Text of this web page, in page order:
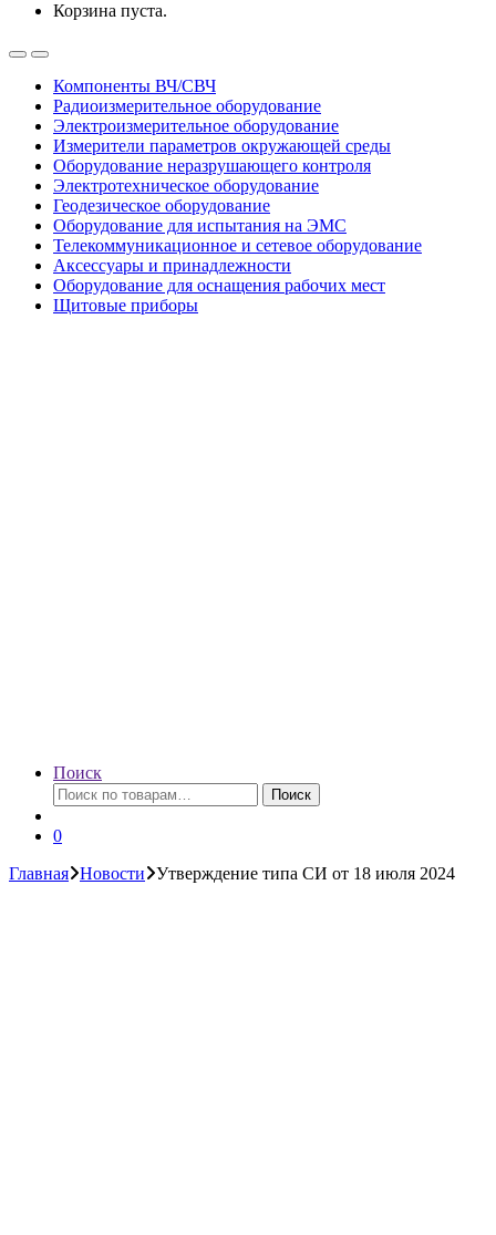
Корзина пуста.
OpenClose
Компоненты ВЧ/СВЧ
Радиоизмерительное оборудование
Электроизмерительное оборудование
Измерители параметров окружающей среды
Оборудование неразрушающего контроля
Электротехническое оборудование
Геодезическое оборудование
Оборудование для испытания на ЭМС
Телекоммуникационное и сетевое оборудование
Аксессуары и принадлежности
Оборудование для оснащения рабочих мест
Щитовые приборы
Поиск
Искать:
Поиск
0
Главная Новости Утверждение типа СИ от 18 июля 2024